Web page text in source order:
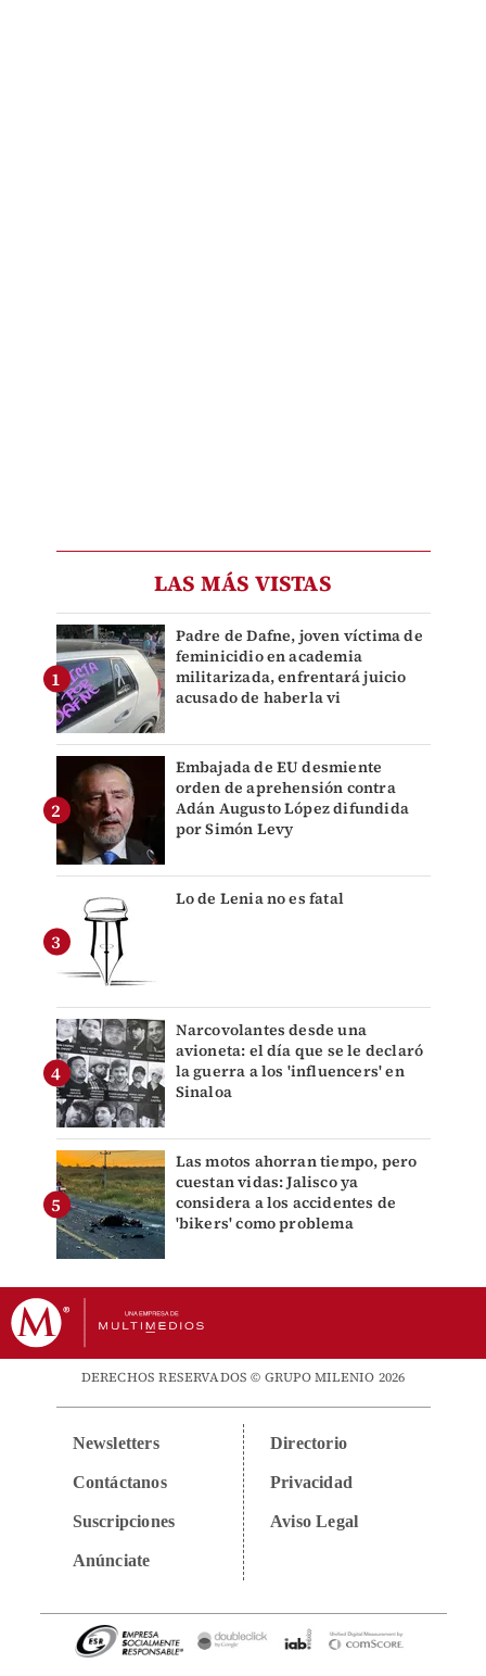
LAS MÁS VISTAS
Padre de Dafne, joven víctima de
feminicidio en academia
militarizada, enfrentará juicio
acusado de haberla vi
Embajada de EU desmiente
orden de aprehensión contra
Adán Augusto López difundida
por Simón Levy
Lo de Lenia no es fatal
Narcovolantes desde una
avioneta: el día que se le declaró
la guerra a los 'influencers' en
Sinaloa
Las motos ahorran tiempo, pero
cuestan vidas: Jalisco ya
considera a los accidentes de
'bikers' como problema
DERECHOS RESERVADOS © GRUPO MILENIO 2026
Newsletters
Contáctanos
Suscripciones
Anúnciate
Directorio
Privacidad
Aviso Legal